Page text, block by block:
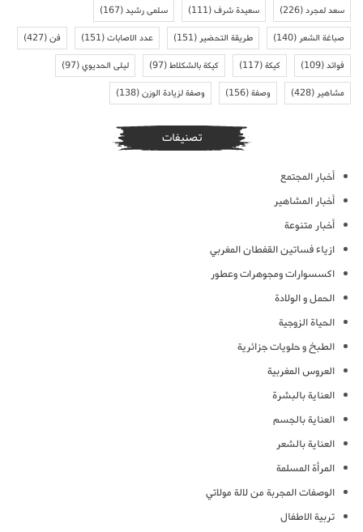
سعد لمجرد(226) سعيدة شرف(111) سلمى رشيد(167)
صباغة الشعر(140) طريقة التحضير(151) عدد الاصابات(151) فن(427)
فوائد(109) كيكة(117) كيكة بالشكلاط(97) ليلى الحديوي(97)
مشاهير(428) وصفة(156) وصفة لزيادة الوزن(138)
تصنيفات
أخبار المجتمع
أخبار المشاهير
أخبار متنوعة
ازياء فساتين القفطان المغربي
اكسسوارات ومجوهرات وعطور
الحمل و الولادة
الحياة الزوجية
الطبخ و حلويات جزائرية
العروس المغربية
العناية بالبشرة
العناية بالجسم
العناية بالشعر
المرأة المسلمة
الوصفات المجربة من لالة مولاتي
تربية الاطفال